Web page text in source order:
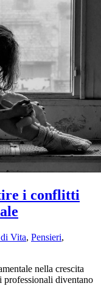
i conflitti
Vita, Pensieri,
nella crescita
professionali diventano